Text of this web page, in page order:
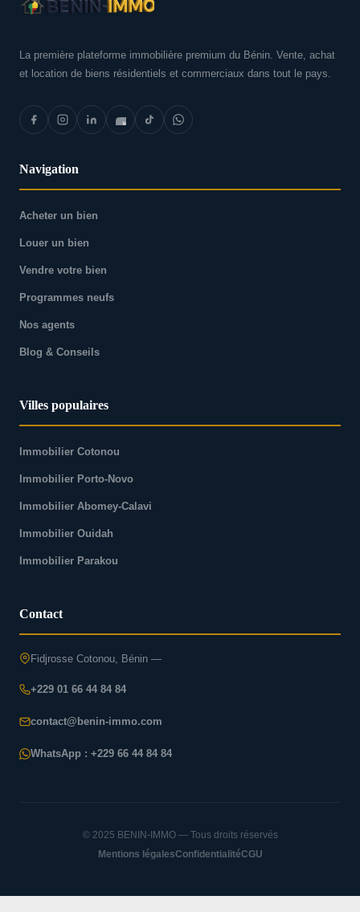
La première plateforme immobilière premium du Bénin. Vente, achat
et location de biens résidentiels et commerciaux dans tout le pays.
Navigation
Acheter un bien
Louer un bien
Vendre votre bien
Programmes neufs
Nos agents
Blog & Conseils
Villes populaires
Immobilier Cotonou
Immobilier Porto-Novo
Immobilier Abomey-Calavi
Immobilier Ouidah
Immobilier Parakou
Contact
Fidjrosse Cotonou, Bénin —
+229 01 66 44 84 84
contact@benin-immo.com
WhatsApp : +229 66 44 84 84
© 2025 BENIN-IMMO — Tous droits réservés
Mentions légalesConfidentialitéCGU